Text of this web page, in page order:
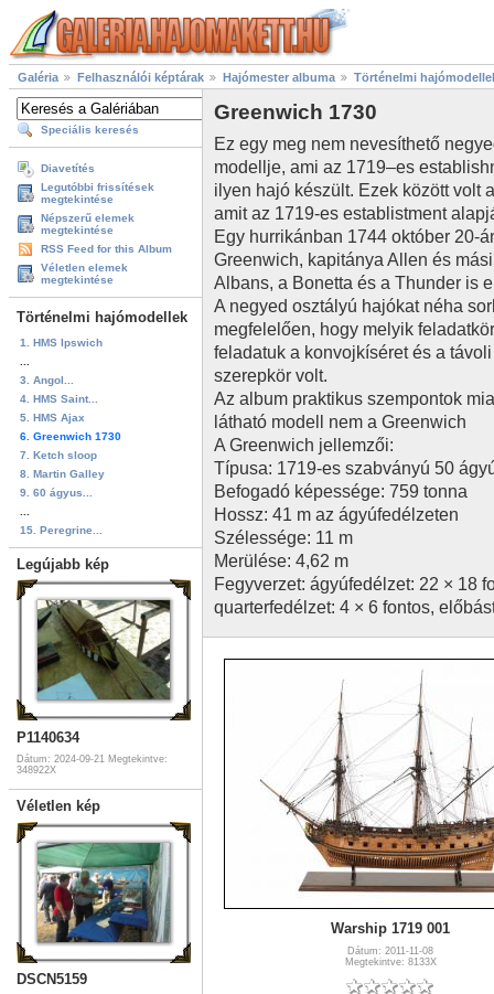
Galéria Felhasználói képtárak Hajómester albuma Történelmi
Speciális keresés
Diavetítés
Legutóbbi frissítések
megtekintése
Népszerű elemek
megtekintése
RSS Feed for this Album
Véletlen elemek
megtekintése
Történelmi hajómodellek
1. HMS Ipswich
3. Angol...
4. HMS Saint...
5. HMS Ajax
6. Greenwich 1730
7. Ketch sloop
8. Martin Galley
9. 60 ágyus...
15. Peregrine...
Legújabb kép
P1140634
Dátum: 2024-09-21 Megtekintve:
348922X
Véletlen kép
DSCN5159
Greenwich 1730
Ez egy meg nem nevesíthető
modellje, ami az 1719–es
ilyen hajó készült. Ezek között volt
amit az 1719-es establistment
Egy hurrikánban 1744 október 20-
Greenwich, kapitánya Allen és
Albans, a Bonetta és a Thunder is
A negyed osztályú hajókat néha
megfelelően, hogy melyik
feladatuk a konvojkíséret és a
szerepkör volt.
Az album praktikus szempontok
látható modell nem a Greenwich
A Greenwich jellemzői:
Típusa: 1719-es szabványú 50
Befogadó képessége: 759 tonna
Hossz: 41 m az ágyúfedélzeten
Szélessége: 11 m
Merülése: 4,62 m
Fegyverzet: ágyúfedélzet: 22 × 18
quarterfedélzet: 4 × 6 fontos,
Warship 1719 001
Dátum: 2011-11-08
Megtekintve: 8133X